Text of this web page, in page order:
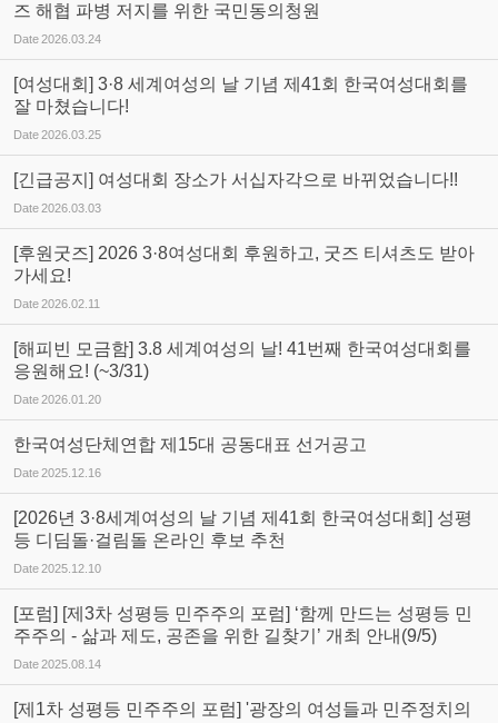
즈 해협 파병 저지를 위한 국민동의청원
Date2026.03.24
[여성대회] 3·8 세계여성의 날 기념 제41회 한국여성대회를
잘 마쳤습니다!
Date2026.03.25
[긴급공지] 여성대회 장소가 서십자각으로 바뀌었습니다!!
Date2026.03.03
[후원굿즈] 2026 3·8여성대회 후원하고, 굿즈 티셔츠도 받아
가세요!
Date2026.02.11
[해피빈 모금함] 3.8 세계여성의 날! 41번째 한국여성대회를
응원해요! (~3/31)
Date2026.01.20
한국여성단체연합 제15대 공동대표 선거공고
Date2025.12.16
[2026년 3·8세계여성의 날 기념 제41회 한국여성대회] 성평
등 디딤돌·걸림돌 온라인 후보 추천
Date2025.12.10
[포럼] [제3차 성평등 민주주의 포럼] ‘함께 만드는 성평등 민
주주의 - 삶과 제도, 공존을 위한 길찾기’ 개최 안내(9/5)
Date2025.08.14
[제1차 성평등 민주주의 포럼] '광장의 여성들과 민주정치의